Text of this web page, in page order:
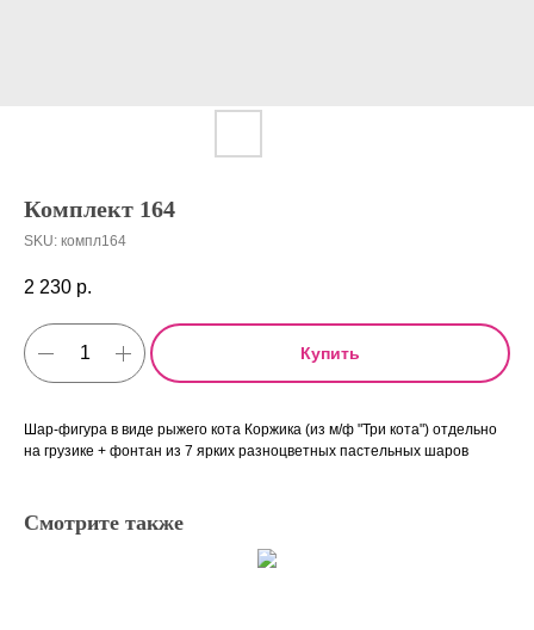
Комплект 164
SKU: компл164
2 230 р.
Купить
Шар-фигура в виде рыжего кота Коржика (из м/ф "Три кота") отдельно
на грузике + фонтан из 7 ярких разноцветных пастельных шаров
Смотрите также